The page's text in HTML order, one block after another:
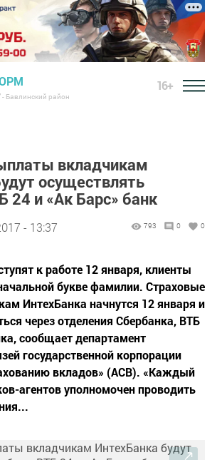
- Бавлинский район
16+
вкладчикам
осуществлять
24 и «Ак Барс» банк
- 13:37 793 0 0
к работе 12 января, клиенты
букве фамилии. Страховые
ИнтехБанка начнутся 12 января и
через отделения Сбербанка, ВТБ
сообщает департамент
государственной корпорации
вкладов» (АСВ). «Каждый
агентов уполномочен проводить